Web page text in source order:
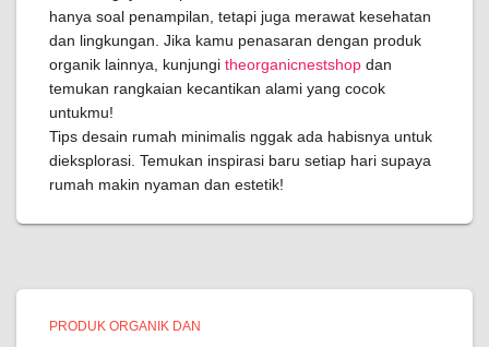
hanya soal penampilan, tetapi juga merawat kesehatan
dan lingkungan. Jika kamu penasaran dengan produk
organik lainnya, kunjungi theorganicnestshop dan
temukan rangkaian kecantikan alami yang cocok
untukmu!
Tips desain rumah minimalis nggak ada habisnya untuk
dieksplorasi. Temukan inspirasi baru setiap hari supaya
rumah makin nyaman dan estetik!
PRODUK ORGANIK DAN